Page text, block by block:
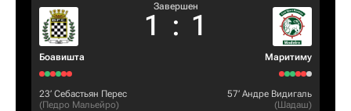
Боавишта
Завершен
1 : 1
Маритиму
23‎’‎ Себастьян Перес
(Педро Мальейро)
57‎’‎ Андре Видигаль
(Шадаш)